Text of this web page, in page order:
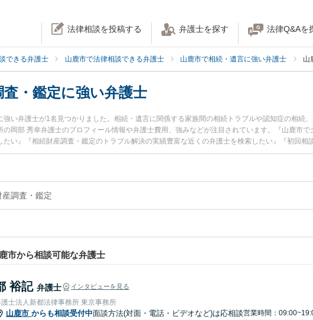
法律相談を投稿する 弁護士を探す 法律Q&Aを
できる弁護士 山鹿市で法律相談できる弁護士 山鹿市で相続・遺言に強い弁護士 山
・鑑定に強い弁護士
い弁護士が1名見つかりました。相続・遺言に関係する家族間の相続トラブルや認知症の相続
岡部 秀幸弁護士のプロフィール情報や弁護士費用、強みなどが注目されています。『山鹿市
い』『相続財産調査・鑑定のトラブル解決の実績豊富な近くの弁護士を検索したい』『初回相
などでお困りの相談者さんにおすすめです。
調査・鑑定
市から相談可能な弁護士
裕記 弁護士 インタビューを見る
士法人新都法律事務所 東京事務所
山鹿市 からも相談受付中面談方法(対面・電話・ビデオなど)は応相談営業時間：